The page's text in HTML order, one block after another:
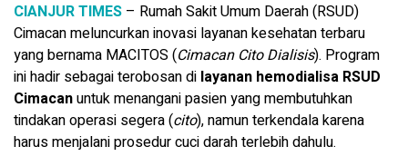
CIANJUR TIMES – Rumah Sakit Umum Daerah (RSUD)
Cimacan meluncurkan inovasi layanan kesehatan terbaru
yang bernama MACITOS (Cimacan Cito Dialisis). Program
ini hadir sebagai terobosan di layanan hemodialisa RSUD
Cimacanuntuk menangani pasien yang membutuhkan
tindakan operasi segera (cito), namun terkendala karena
harus menjalani prosedur cuci darah terlebih dahulu.